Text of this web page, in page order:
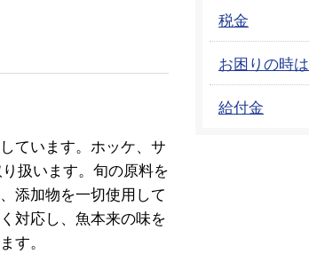
ています。ホッケ、サ
扱います。旬の原料を
添加物を一切使用して
対応し、魚本来の味を
す。
税金
お困りの時は
給付金